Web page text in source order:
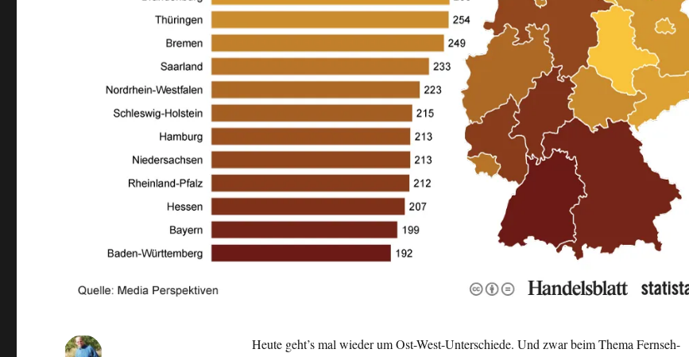
Heute geht’s mal wieder um Ost-West-Unterschiede. Und zwar beim Thema Fernseh-